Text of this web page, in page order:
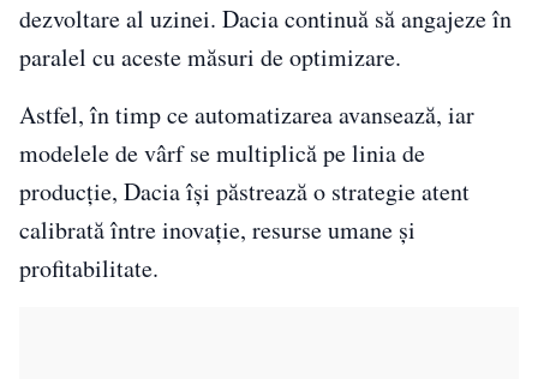
dezvoltare al uzinei. Dacia continuă să angajeze în
paralel cu aceste măsuri de optimizare.
Astfel, în timp ce automatizarea avansează, iar
modelele de vârf se multiplică pe linia de
producție, Dacia își păstrează o strategie atent
calibrată între inovație, resurse umane și
profitabilitate.